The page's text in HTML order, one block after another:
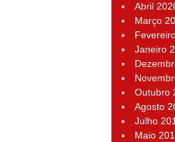
Abril
Março
Janeiro
Outubro
Agosto
Julho
Maio